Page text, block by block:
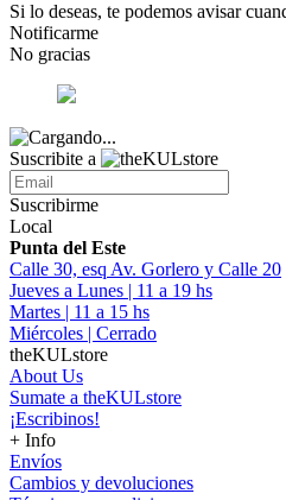
Si lo deseas, te podemos avisar
Notificarme
No gracias
Suscribite a
Suscribirme
Local
Punta del Este
Calle 30, esq Av. Gorlero y Calle 20
Jueves a Lunes | 11 a 19 hs
Martes | 11 a 15 hs
Miércoles | Cerrado
theKULstore
About Us
Sumate a theKULstore
¡Escribinos!
+ Info
Envíos
Cambios y devoluciones